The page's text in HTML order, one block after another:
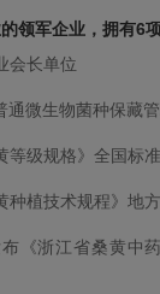
领军企业，拥有6
会长单位
通微生物菌种保藏
等级规格》全国标准
种植技术规程》地
《浙江省桑黄中